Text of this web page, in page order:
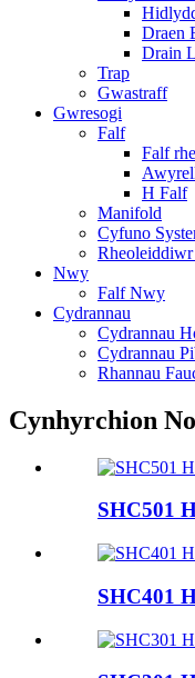
Draen
Drain
Trap
Gwastraff
Gwresogi
Falf
Falf
H Falf
Manifold
Cyfuno
Nwy
Falf Nwy
Cydrannau
Cydrannau
Cydrannau
Rhannau
Cynhyrchion
SHC501
SHC401